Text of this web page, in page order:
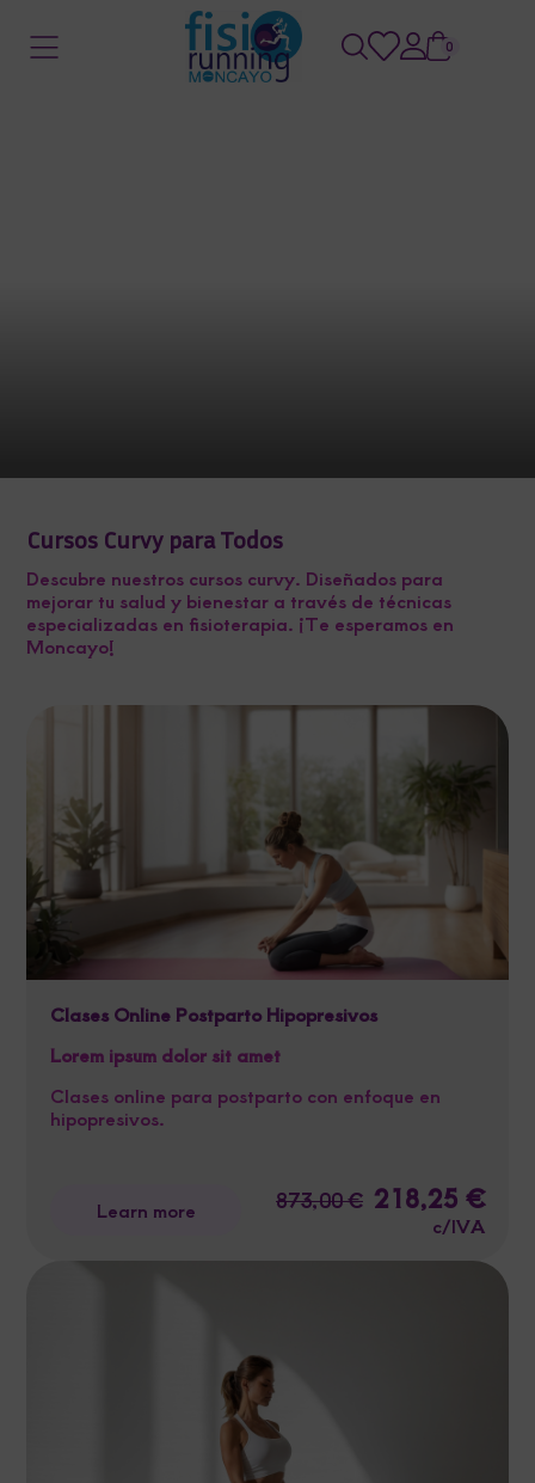
0
Cursos Curvy para Todos
Descubre nuestros cursos curvy. Diseñados para
mejorar tu salud y bienestar a través de técnicas
especializadas en fisioterapia. ¡Te esperamos en
Moncayo!
Clases Online Postparto Hipopresivos
Lorem ipsum dolor sit amet
Clases online para postparto con enfoque en
hipopresivos.
Learn more 873,00€ Original
price
873,00 €.
218,25 €
is:
c/IVA